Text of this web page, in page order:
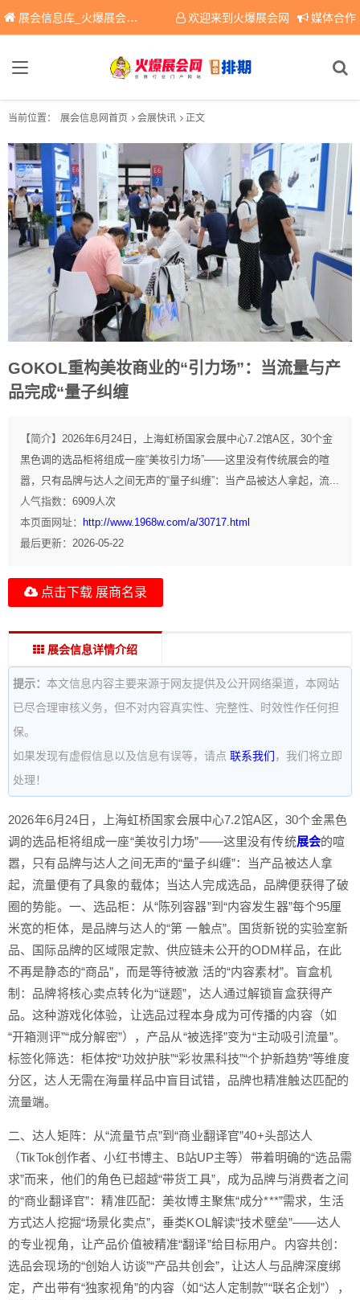
展会信息库_火爆展会网免费展会信息查询平台，提供专业会展服务！ 欢迎来到火爆展会网 媒体合作
当前位置： 展会信息网首页 会展快讯 正文
GOKOL重构美妆商业的“引力场”：当流量与产
品完成“量子纠缠
【简介】 2026年6月24日，上海虹桥国家会展中心7.2馆A区，30个金
黑色调的选品柜将组成一座“美妆引力场”——这里没有传统展会的喧
嚣，只有品牌与达人之间无声的“量子纠缠”：当产品被达人拿起，流...
人气指数： 6909人次
本页面网址：
http://www.1968w.com/a/30717.html
最后更新： 2026-05-22
点击下载 展商名录
展会信息详情介绍
提示： 本文信息内容主要来源于网友提供及公开网络渠道，本网站
已尽合理审核义务，但不对内容真实性、完整性、时效性作任何担
保。
如果发现有虚假信息以及信息有误等，请点 联系我们 ，我们将立即
处理！
2026年6月24日，上海虹桥国家会展中心7.2馆A区，30个金黑色
调的选品柜将组成一座“美妆引力场”——这里没有传统展会的喧
嚣，只有品牌与达人之间无声的“量子纠缠”：当产品被达人拿
起，流量便有了具象的载体；当达人完成选品，品牌便获得了破
圈的势能。一、选品柜：从“陈列容器”到“内容发生器”每个95厘
米宽的柜体，是品牌与达人的“第 一触点”。国货新锐的实验室新
品、国际品牌的区域限定款、供应链未公开的ODM样品，在此
不再是静态的“商品”，而是等待被激 活的“内容素材”。盲盒机
制：品牌将核心卖点转化为“谜题”，达人通过解锁盲盒获得产
品。这种游戏化体验，让选品过程本身成为可传播的内容（如
“开箱测评”“成分解密”），产品从“被选择”变为“主动吸引流量”。
标签化筛选：柜体按“功效护肤”“彩妆黑科技”“个护新趋势”等维度
分区，达人无需在海量样品中盲目试错，品牌也精准触达匹配的
流量端。
二、达人矩阵：从“流量节点”到“商业翻译官”40+头部达人
（TikTok创作者、小红书博主、B站UP主等）带着明确的“选品需
求”而来，他们的角色已超越“带货工具”，成为品牌与消费者之间
的“商业翻译官”：精准匹配：美妆博主聚焦“成分***”需求，生活
方式达人挖掘“场景化卖点”，垂类KOL解读“技术壁垒”——达人
的专业视角，让产品价值被精准“翻译”给目标用户。内容共创：
选品会现场的“创始人访谈”“产品共创会”，让达人与品牌深度绑
定，产出带有“独家视角”的内容（如“达人定制款”“联名企划”），